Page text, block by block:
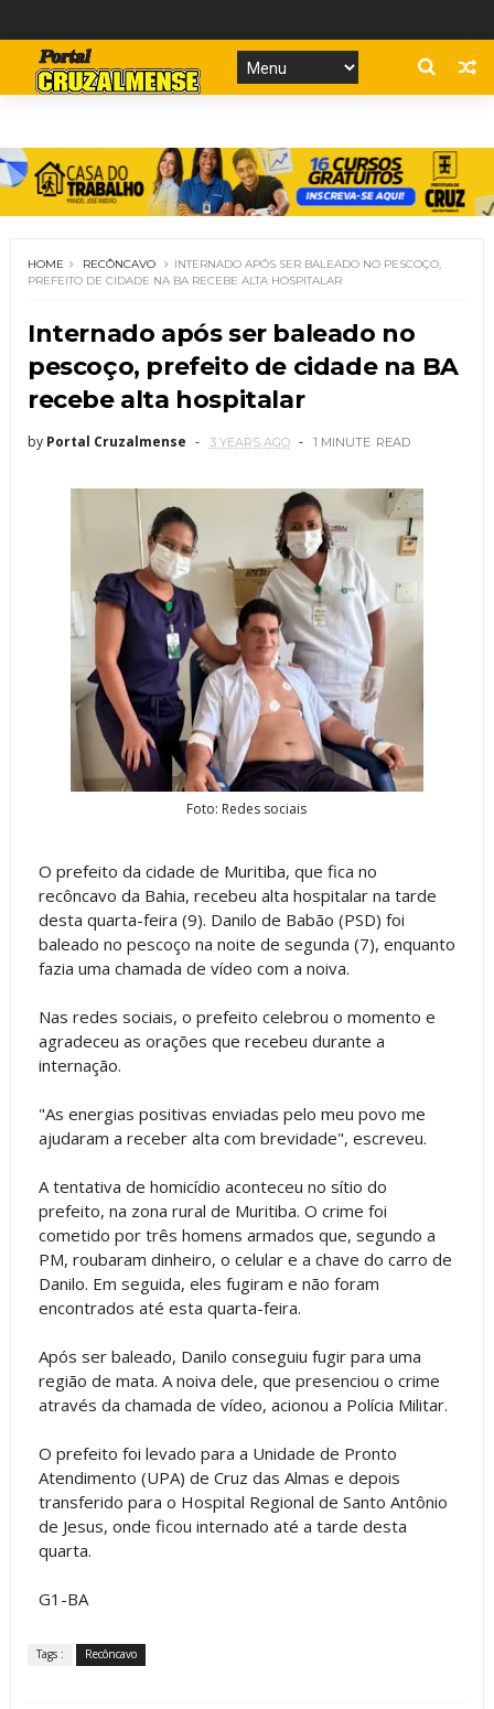
HOME RECÔNCAVO
INTERNADO APÓS SER BALEADO NO PESCOÇO,
PREFEITO DE CIDADE NA BA RECEBE ALTA HOSPITALAR
Internado após ser baleado no
pescoço, prefeito de cidade na BA
recebe alta hospitalar
by Portal Cruzalmense 3 YEARS AGO 1 MINUTE READ
Foto: Redes sociais
O prefeito da cidade de Muritiba, que fica no
recôncavo da Bahia, recebeu alta hospitalar na tarde
desta quarta-feira (9). Danilo de Babão (PSD) foi
baleado no pescoço na noite de segunda (7), enquanto
fazia uma chamada de vídeo com a noiva.
Nas redes sociais, o prefeito celebrou o momento e
agradeceu as orações que recebeu durante a
internação.
"As energias positivas enviadas pelo meu povo me
ajudaram a receber alta com brevidade", escreveu.
A tentativa de homicídio aconteceu no sítio do
prefeito, na zona rural de Muritiba. O crime foi
cometido por três homens armados que, segundo a
PM, roubaram dinheiro, o celular e a chave do carro de
Danilo. Em seguida, eles fugiram e não foram
encontrados até esta quarta-feira.
Após ser baleado, Danilo conseguiu fugir para uma
região de mata. A noiva dele, que presenciou o crime
através da chamada de vídeo, acionou a Polícia Militar.
O prefeito foi levado para a Unidade de Pronto
Atendimento (UPA) de Cruz das Almas e depois
transferido para o Hospital Regional de Santo Antônio
de Jesus, onde ficou internado até a tarde desta
quarta.
G1-BA
Tags : Recôncavo